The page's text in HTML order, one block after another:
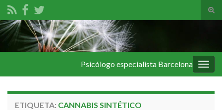
el
Search for:
la
Psicólogo especialista Barcelona
ETIQUETA: CANNABIS SINTÉTICO